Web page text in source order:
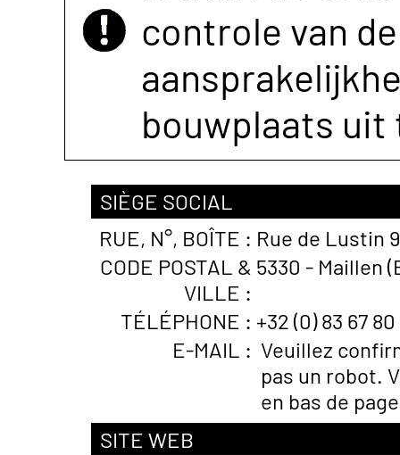
controle van
bouwplaats uit
SIÈGE SOCIAL
RUE, N°, BOÎTE : Rue de Lustin
CODE POSTAL &
VILLE :
5330 - Maillen
TÉLÉPHONE : +32 (0) 83 67
E-MAIL : Veuillez
pas un robot.
en bas de
SITE WEB